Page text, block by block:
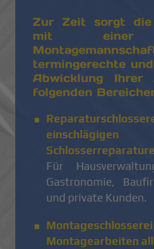
Zur Zeit sorgt
mit einer
termingerechte
Abwicklung Ihrer
folgenden
einschlägigen
Für
Gastronomie,
und private Kunden.
Montagearbeiten